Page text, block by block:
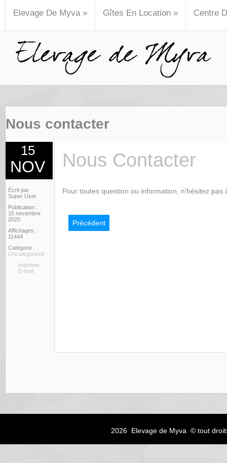
Elevage De Myva» Gîtes En Location » Centre
Nous contacter
15
NOV
Écrit par
Super User
Publication :
15 novembre
2020
Affichages :
11444
Catégorie :
Uncategorised
Imprimer
E-mail
Nous Contacter
Pour toutes question ou information, n'hésitez
Précédent
2026 Elevage de Myva © tout